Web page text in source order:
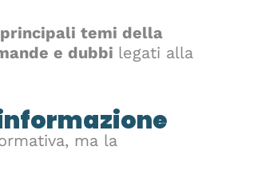
temi della
e dubbi legati alla
ma la